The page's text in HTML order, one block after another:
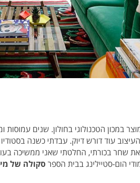
עיצוב מוצר במכון הטכנולוגי בחולון.
עוד דורש דיוק. עבדתי כשנה
שחר בכורתי, החלטתי שאני ממשיכה
הום-סטיילינג בבית הספרסקולה של